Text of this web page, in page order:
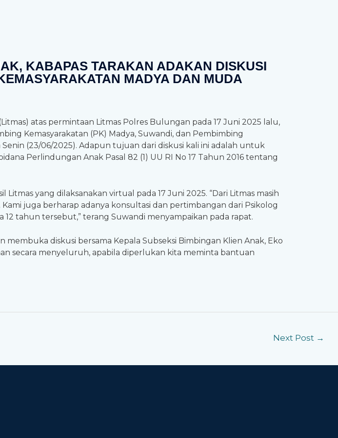
KABAPAS TARAKAN ADAKAN DISKUSI
MADYA DAN MUDA
atas permintaan Litmas Polres Bulungan pada 17 Juni 2025 lalu,
Kemasyarakatan (PK) Madya, Suwandi, dan Pembimbing
(23/06/2025). Adapun tujuan dari diskusi kali ini adalah untuk
Perlindungan Anak Pasal 82 (1) UU RI No 17 Tahun 2016 tentang
yang dilaksanakan virtual pada 17 Juni 2025. “Dari Litmas masih
juga berharap adanya konsultasi dan pertimbangan dari Psikolog
tahun tersebut,” terang Suwandi menyampaikan pada rapat.
diskusi bersama Kepala Subseksi Bimbingan Klien Anak, Eko
secara menyeluruh, apabila diperlukan kita meminta bantuan
Next Post →